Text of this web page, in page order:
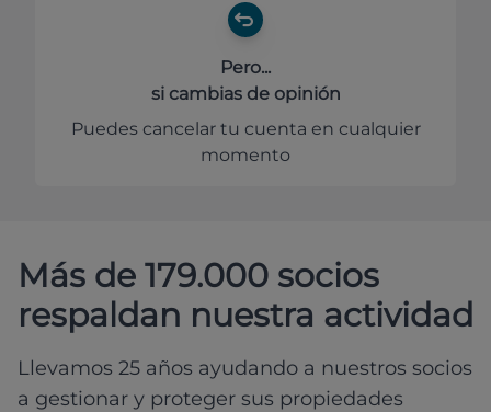
Pero...
si cambias de opinión
Puedes cancelar tu cuenta en cualquier
momento
Más de 179.000 socios
respaldan nuestra actividad
Llevamos 25 años ayudando a nuestros socios
a gestionar y proteger sus propiedades